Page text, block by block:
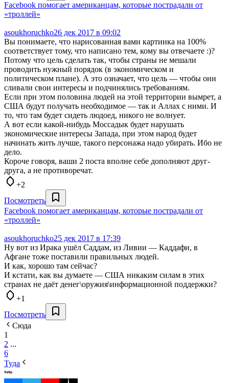
Facebook помогает американцам, которые пострадали от
«троллей»
asoukhoruchko26 дек 2017 в 09:02
Вы понимаете, что нарисованная вами картинка на 100%
соответствует тому, что написано тем, кому вы отвечаете :)?
Потому что цель сделать так, чтобы страны не мешали
проводить нужный порядок (в экономическом и
политическом плане). А это означает, что цель — чтобы они
сливали свои интересы и подчинялись требованиям.
Если при этом половина людей на этой территории вымрет, а
США будут получать необходимое — так и Аллах с ними. И
то, что там будет сидеть людоед, никого не волнует.
А вот если какой-нибудь Моссадык будет нарушать
экономические интересы Запада, при этом народ будет
начинать жить лучше, такого персонажа надо убирать. Ибо не
дело.
Короче говоря, ваши 2 поста вполне себе дополняют друг-
друга, а не противоречат.
+2
Посмотреть
Facebook помогает американцам, которые пострадали от
«троллей»
asoukhoruchko25 дек 2017 в 17:39
Ну вот из Ирака ушёл Саддам, из Ливии — Каддафи, в
Афгане тоже поставили правильных людей.
И как, хорошо там сейчас?
И кстати, как вы думаете — США никаким силам в этих
странах не даёт денег\оружия\информационной поддержки?
+1
Посмотреть
Сюда
1
2 ...
6
Туда